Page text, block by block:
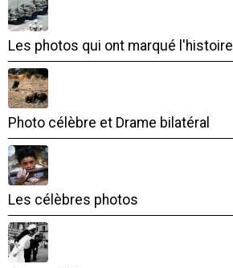
Les photos qui ont marqué l'histoire
Photo célèbre et Drame bilatéral
Les célèbres photos